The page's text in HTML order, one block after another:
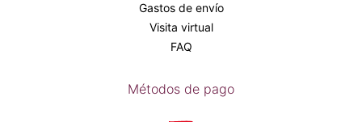
Gastos de envío
Visita virtual
FAQ
Métodos de pago